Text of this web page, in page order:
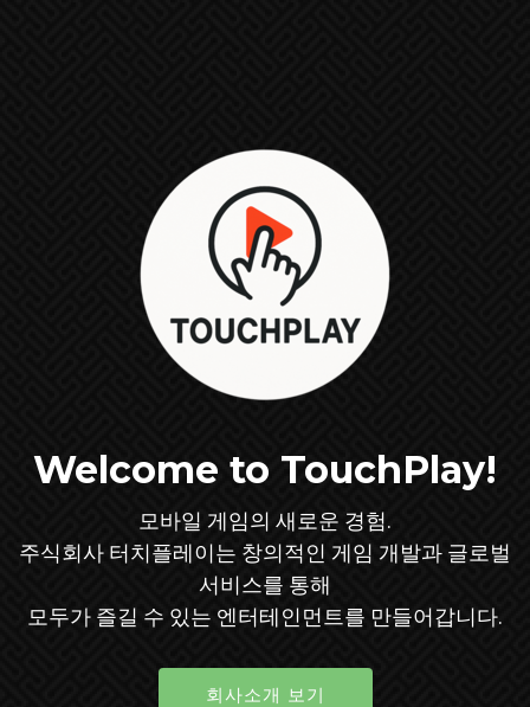
Welcome to TouchPlay!
모바일 게임의 새로운 경험.
주식회사 터치플레이는 창의적인 게임 개발과 글로벌
서비스를 통해
모두가 즐길 수 있는 엔터테인먼트를 만들어갑니다.
회사소개 보기